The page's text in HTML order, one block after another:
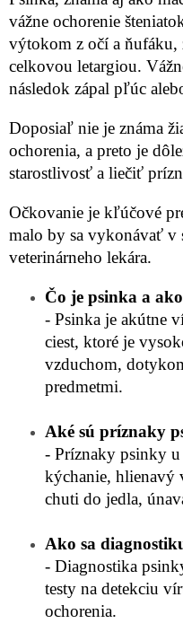
vážne ochorenie
výtokom z očí a ňufáku,
celkovou letargiou.
následok zápal pľúc
Doposiaľ nie je známa
ochorenia, a preto je
starostlivosť a liečiť
Očkovanie je kľúčové
malo by sa vykonávať v
veterinárneho lekára.
Čo je psinka a
- Psinka je akútne
ciest, ktoré je
vzduchom,
predmetmi.
Aké sú príznaky
- Príznaky psinky u
kýchanie, hlienavý
chuti do jedla,
Ako sa
- Diagnostika
testy na detekciu
ochorenia.